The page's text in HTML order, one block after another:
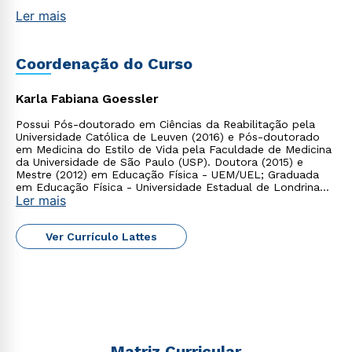
Ler mais
Coordenação do Curso
Karla Fabiana Goessler
Possui Pós-doutorado em Ciências da Reabilitação pela
Universidade Católica de Leuven (2016) e Pós-doutorado
em Medicina do Estilo de Vida pela Faculdade de Medicina
da Universidade de São Paulo (USP). Doutora (2015) e
Mestre (2012) em Educação Física - UEM/UEL; Graduada
em Educação Física - Universidade Estadual de Londrina
(2009).
Ler mais
Ver Currículo Lattes